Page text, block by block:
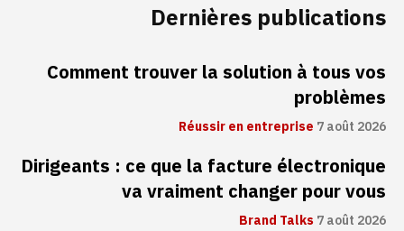
Dernières publications
Comment trouver la solution à tous vos
problèmes
Réussir en entreprise 7 août 2026
Dirigeants : ce que la facture électronique
va vraiment changer pour vous
Brand Talks7 août 2026